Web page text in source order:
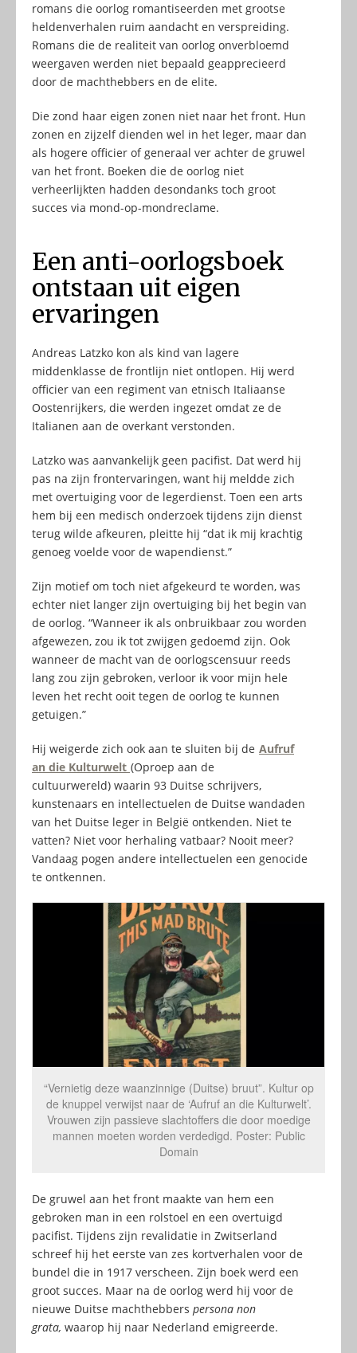
romans die oorlog romantiseerden met grootse
heldenverhalen ruim aandacht en verspreiding.
Romans die de realiteit van oorlog onverbloemd
weergaven werden niet bepaald geapprecieerd
door de machthebbers en de elite.
Die zond haar eigen zonen niet naar het front. Hun
zonen en zijzelf dienden wel in het leger, maar dan
als hogere officier of generaal ver achter de gruwel
van het front. Boeken die de oorlog niet
verheerlijkten hadden desondanks toch groot
succes via mond-op-mondreclame.
Een anti-oorlogsboek
ontstaan uit eigen
ervaringen
Andreas Latzko kon als kind van lagere
middenklasse de frontlijn niet ontlopen. Hij werd
officier van een regiment van etnisch Italiaanse
Oostenrijkers, die werden ingezet omdat ze de
Italianen aan de overkant verstonden.
Latzko was aanvankelijk geen pacifist. Dat werd hij
pas na zijn frontervaringen, want hij meldde zich
met overtuiging voor de legerdienst. Toen een arts
hem bij een medisch onderzoek tijdens zijn dienst
terug wilde afkeuren, pleitte hij “dat ik mij krachtig
genoeg voelde voor de wapendienst.”
Zijn motief om toch niet afgekeurd te worden, was
echter niet langer zijn overtuiging bij het begin van
de oorlog. “Wanneer ik als onbruikbaar zou worden
afgewezen, zou ik tot zwijgen gedoemd zijn. Ook
wanneer de macht van de oorlogscensuur reeds
lang zou zijn gebroken, verloor ik voor mijn hele
leven het recht ooit tegen de oorlog te kunnen
getuigen.”
Hij weigerde zich ook aan te sluiten bij de Aufruf
an die Kulturwelt (Oproep aan de
cultuurwereld) waarin 93 Duitse schrijvers,
kunstenaars en intellectuelen de Duitse wandaden
van het Duitse leger in België ontkenden. Niet te
vatten? Niet voor herhaling vatbaar? Nooit meer?
Vandaag pogen andere intellectuelen een genocide
te ontkennen.
“Vernietig deze waanzinnige (Duitse) bruut”. Kultur op
de knuppel verwijst naar de ‘Aufruf an die Kulturwelt’.
Vrouwen zijn passieve slachtoffers die door moedige
mannen moeten worden verdedigd. Poster: Public
Domain
De gruwel aan het front maakte van hem een
gebroken man in een rolstoel en een overtuigd
pacifist. Tijdens zijn revalidatie in Zwitserland
schreef hij het eerste van zes kortverhalen voor de
bundel die in 1917 verscheen. Zijn boek werd een
groot succes. Maar na de oorlog werd hij voor de
nieuwe Duitse machthebbers persona non
grata, waarop hij naar Nederland emigreerde.